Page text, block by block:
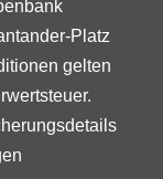
Platz
gelten